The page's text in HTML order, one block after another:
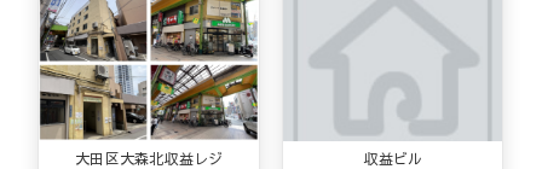
大田区大森北収益レジ 収益ビル